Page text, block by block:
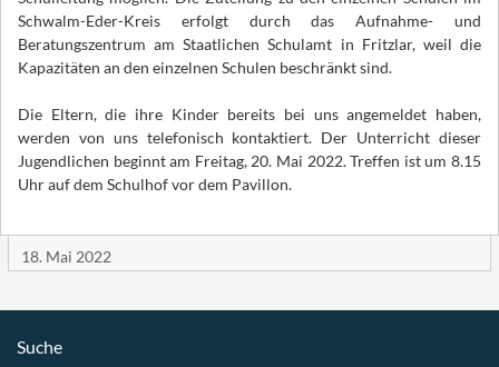
Schwalm-Eder-Kreis erfolgt durch das Aufnahme- und
Beratungszentrum am Staatlichen Schulamt in Fritzlar, weil die
Kapazitäten an den einzelnen Schulen beschränkt sind.
Die Eltern, die ihre Kinder bereits bei uns angemeldet haben,
werden von uns telefonisch kontaktiert. Der Unterricht dieser
Jugendlichen beginnt am Freitag, 20. Mai 2022. Treffen ist um 8.15
Uhr auf dem Schulhof vor dem Pavillon.
18. Mai 2022
Suche